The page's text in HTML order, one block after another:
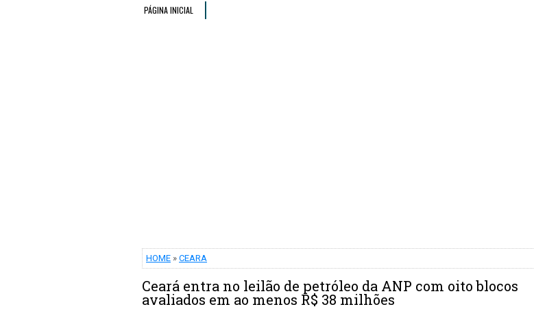
PÁGINA INICIAL
HOME » CEARA
Ceará entra no leilão de petróleo da ANP com oito blocos
avaliados em ao menos R$ 38 milhões